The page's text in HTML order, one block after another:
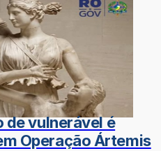
de vulnerável é
Operação Ártemis